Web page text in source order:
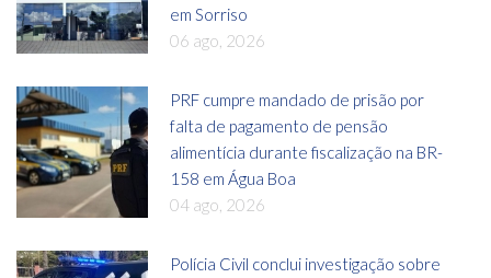
em Sorriso
06 ago, 2026
PRF cumpre mandado de prisão por
falta de pagamento de pensão
alimentícia durante fiscalização na BR-
158 em Água Boa
04 ago, 2026
Polícia Civil conclui investigação sobre